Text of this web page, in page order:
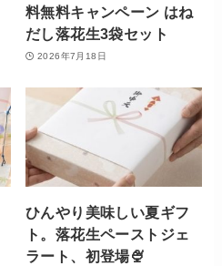
料無料キャンペーン はね
だし落花生3袋セット
2026年7月18日
ひんやり美味しい夏ギフ
ト。落花生ペーストジェ
ラート、初登場🍨